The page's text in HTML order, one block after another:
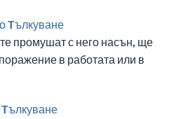
Tълкуване
промушат с него насън, ще
в работата или в